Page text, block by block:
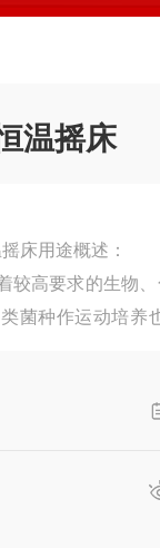
温摇床
床用途概述：
较高要求的生物
菌种作运动培